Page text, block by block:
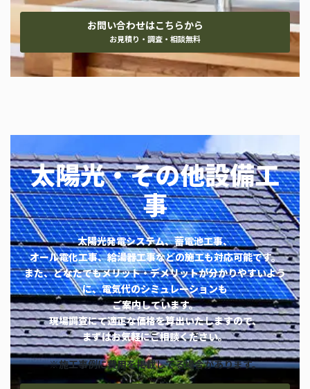
お問い合わせはこちらから
お見積り・調査・相談無料
太陽光・その他設備工
事
太陽光発電システム、蓄電池工事、
オール電化工事、給湯器工事などの施工も対応可能です。
また、どなたでもメリット・デメリットが分かりやすいよう
に、電気代のシミュレーションも
ご案内しています。
現場調査にて適正な価格を算出いたしますので、
まずはお気軽にご相談ください。
※施工事例に費用を掲載してる場合があります。